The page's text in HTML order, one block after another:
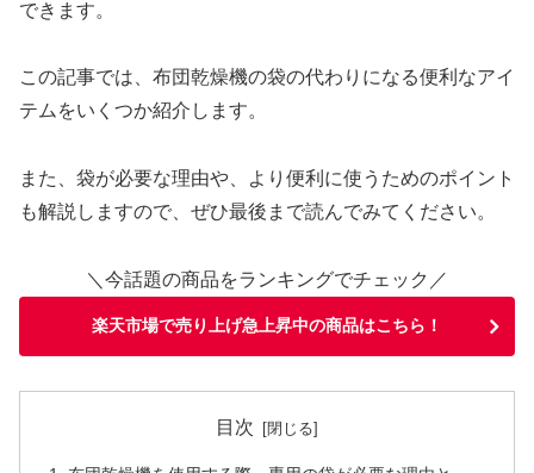
できます。
この記事では、布団乾燥機の袋の代わりになる便利なアイ
テムをいくつか紹介します。
また、袋が必要な理由や、より便利に使うためのポイント
も解説しますので、ぜひ最後まで読んでみてください。
＼今話題の商品をランキングでチェック／
楽天市場で売り上げ急上昇中の商品はこちら！
目次